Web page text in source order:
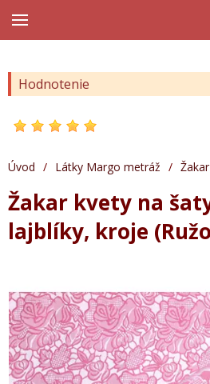
Hodnotenie
Úvod / Látky Margo metráž / Žakar
Žakar kvety na
lajblíky, kroje